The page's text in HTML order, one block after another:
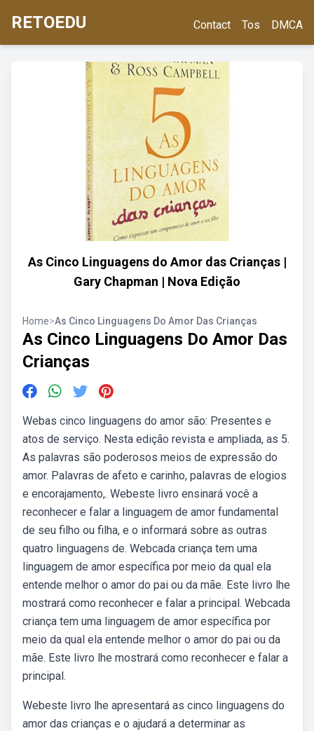
RETOEDU Contact Tos DMCA
As Cinco Linguagens do Amor das Crianças |
Gary Chapman | Nova Edição
Home>As Cinco Linguagens Do Amor Das Crianças
As Cinco Linguagens Do Amor Das
Crianças
Webas cinco linguagens do amor são: Presentes e
atos de serviço. Nesta edição revista e ampliada, as 5.
As palavras são poderosos meios de expressão do
amor. Palavras de afeto e carinho, palavras de elogios
e encorajamento,. Webeste livro ensinará você a
reconhecer e falar a linguagem de amor fundamental
de seu filho ou filha, e o informará sobre as outras
quatro linguagens de. Webcada criança tem uma
linguagem de amor específica por meio da qual ela
entende melhor o amor do pai ou da mãe. Este livro lhe
mostrará como reconhecer e falar a principal. Webcada
criança tem uma linguagem de amor específica por
meio da qual ela entende melhor o amor do pai ou da
mãe. Este livro lhe mostrará como reconhecer e falar a
principal.
Webeste livro lhe apresentará as cinco linguagens do
amor das crianças e o ajudará a determinar as